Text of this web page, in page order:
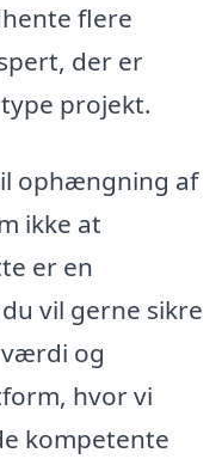
flere
der er
projekt.
ophængning af
ikke at
er en
vil gerne sikre
og
hvor vi
kompetente